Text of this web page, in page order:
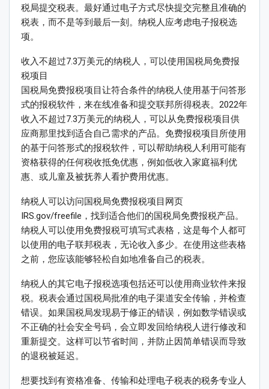
税局提交税表。最好通过电子方式尽快提交完整且准确的
税表，而不是等到最后一刻。纳税人应考虑电子报税选
项。
收入不超过7.3万美元的纳税人，可以使用国税局免费报
税项目
国税局免费报税项目让符合条件的纳税人使用基于问答形
式的报税软件，来在线准备和提交联邦所得税表。2022年
收入不超过7.3万美元的纳税人，可以从免费报税项目供
应商那里找到适合自己需求的产品。免费报税项目所使用
的基于问答形式的报税软件，可以帮助纳税人利用可能有
资格获得的任何税收抵免优惠，例如低收入家庭福利优
惠、或儿童及被抚养人看护费用优惠。
纳税人可以访问国税局免费报税项目网页
IRS.gov/freefile，找到适合他们的国税局免费报税产品。
纳税人可以使用免费报税可填写式表格，这是每个人都可
以使用的电子联邦税表，无论收入多少。在使用这些表格
之前，您应该能够轻松自如地准备自己的税表。
纳税人的其它电子报税选项包括还可以使用商业软件来报
税。税表会通过国税局批准的电子渠道安全传输，并检查
错误。如果国税局发现易于修正的错误，例如数学错误或
不正确的社会安全号码，会立即发回给纳税人进行修改和
重新提交。这样可以节省时间，并防止因简单错误而导致
的退税被延迟。
想要找到有资格准备、传输和处理电子税表的税务专业人